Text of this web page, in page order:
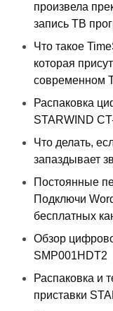
произвела
запись ТВ
Что такое
которая
современном
Распаковка
STARWIND
Что делать,
запаздывает
Постоянные
Подключи
бесплатных
Обзор
SMP001HDT2
Распаковка и
приставки